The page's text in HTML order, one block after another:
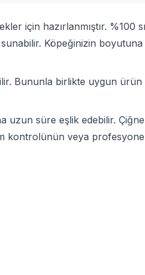
için hazırlanmıştır. %100
Köpeğinizin boyutuna
Bununla birlikte uygun ürün
süre eşlik edebilir.
kontrolünün veya profesyonel